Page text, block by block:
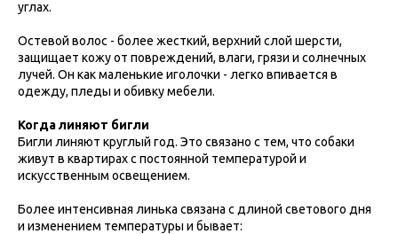
углах.
Остевой волос - более жесткий, верхний слой шерсти,
защищает кожу от повреждений, влаги, грязи и солнечных
лучей. Он как маленькие иголочки - легко впивается в
одежду, пледы и обивку мебели.
Когда линяют бигли
Бигли линяют круглый год. Это связано с тем, что собаки
живут в квартирах с постоянной температурой и
искусственным освещением.
Более интенсивная линька связана с длиной светового дня
и изменением температуры и бывает: